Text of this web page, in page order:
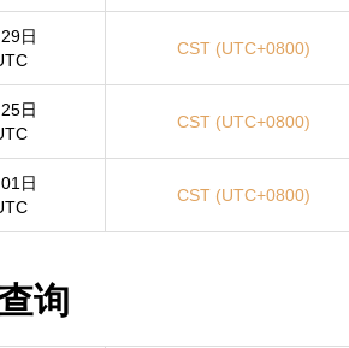
日
CST (UTC+0800)
日
CST (UTC+0800)
日
CST (UTC+0800)
询